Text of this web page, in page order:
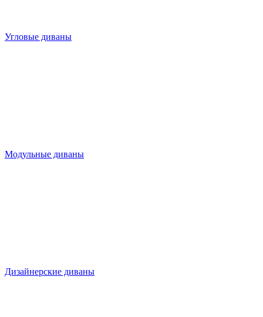
Угловые диваны
Модульные диваны
Дизайнерские диваны